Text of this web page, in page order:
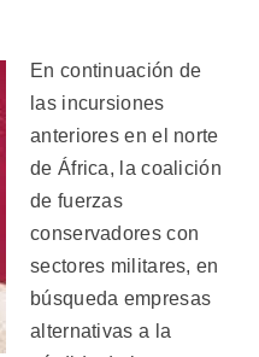
En continuación de
las incursiones
anteriores en el norte
de África, la coalición
de fuerzas
conservadores con
sectores militares, en
búsqueda empresas
alternativas a la